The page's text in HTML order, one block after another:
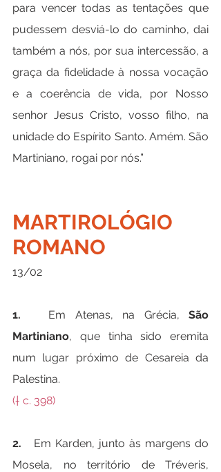
para vencer todas as tentações que
pudessem desviá-lo do caminho, dai
também a nós, por sua intercessão, a
graça da fidelidade à nossa vocação
e a coerência de vida, por Nosso
senhor Jesus Cristo, vosso filho, na
unidade do Espírito Santo. Amém. São
Martiniano, rogai por nós.”
MARTIROLÓGIO
ROMANO
13/02
1. Em Atenas, na Grécia, São
Martiniano, que tinha sido eremita
num lugar próximo de Cesareia da
Palestina.
(† c. 398)
2. Em Karden, junto às margens do
Mosela, no território de Tréveris,